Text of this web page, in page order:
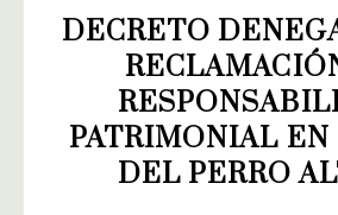
DECRETO
PATRIMONIAL EN
DEL PERRO